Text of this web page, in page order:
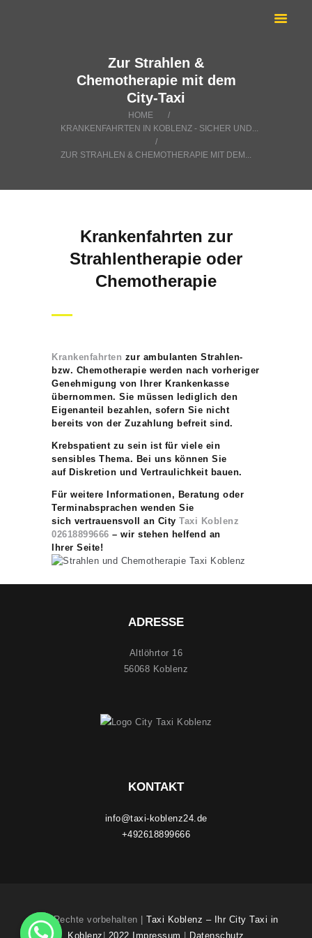
Zur Strahlen &
Chemotherapie mit dem
City-Taxi
HOME
KRANKENFAHRTEN IN KOBLENZ - SICHER UND...
ZUR STRAHLEN & CHEMOTHERAPIE MIT DEM...
KRANKENFAHRTEN
LEISTUNGEN
TOURISMUS
Krankenfahrten zur
Strahlentherapie oder
Chemotherapie
Krankenfahrten zur ambulanten Strahlen-
bzw. Chemotherapie werden nach vorheriger
Genehmigung von Ihrer Krankenkasse
übernommen. Sie müssen lediglich den
Eigenanteil bezahlen, sofern Sie nicht
bereits von der Zuzahlung befreit sind.
Krebspatient zu sein ist für viele ein
sensibles Thema. Bei uns können Sie
auf Diskretion und Vertraulichkeit bauen.
Für weitere Informationen, Beratung oder
Terminabsprachen wenden Sie
sich vertrauensvoll an City Taxi Koblenz
02618899666 – wir stehen helfend an
Ihrer Seite!
ADRESSE
Altlöhrtor 16
56068 Koblenz
KONTAKT
info@taxi-koblenz24.de
+492618899666
Alle Rechte vorbehalten |Taxi Koblenz – Ihr City Taxi in
Koblenz
2022 Impressum Datenschutz